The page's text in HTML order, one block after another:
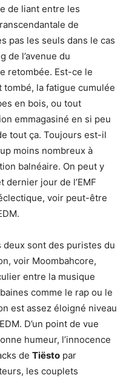
de liant entre les
de
pas les seuls dans le cas
de l’avenue du
retombée. Est-ce le
la fatigue cumulée
en bois, ou tout
emmagasiné en si peu
tout ça. Toujours est-il
moins nombreux à
balnéaire. On peut y
jour de l’EMF
voir peut-être
deux sont des puristes du
voir Moombahcore,
entre la musique
comme le rap ou le
est assez éloigné niveau
D’un point de vue
humeur, l’innocence
de Tiësto par
les couplets